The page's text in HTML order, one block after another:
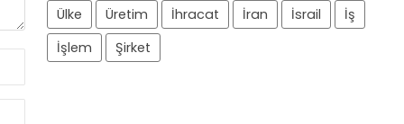
Ülke
Üretim İhracat İran İsrail
İş
İşlem
Şirket